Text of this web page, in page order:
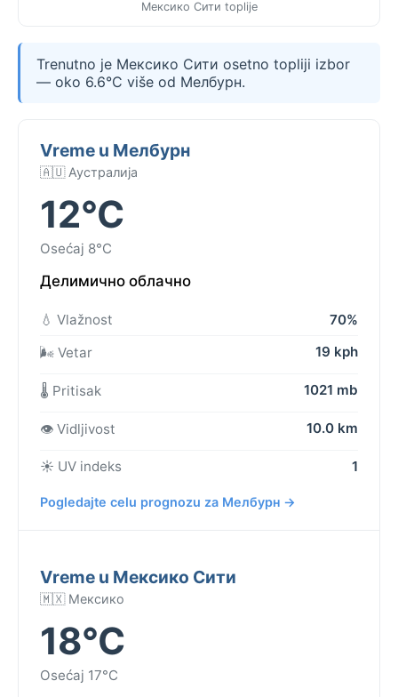
Мексико Сити toplije
Trenutno je Мексико Сити osetno topliji izbor
— oko 6.6°C više od Мелбурн.
Vreme u Мелбурн
🇦🇺 Аустралија
12°C
Osećaj 8°C
Делимично облачно
💧 Vlažnost
70%
🌬️ Vetar
19 kph
🌡️ Pritisak 1021 mb
👁️ Vidljivost 10.0 km
☀️ UV indeks 1
Pogledajte celu prognozu za Мелбурн →
Vreme u Мексико Сити
🇲🇽 Мексико
18°C
Osećaj 17°C